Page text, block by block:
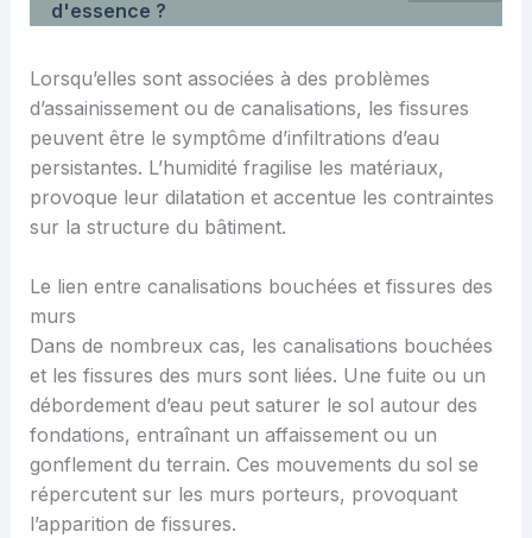
d'essence ?
Lorsqu’elles sont associées à des problèmes
d’assainissement ou de canalisations, les fissures
peuvent être le symptôme d’infiltrations d’eau
persistantes. L’humidité fragilise les matériaux,
provoque leur dilatation et accentue les contraintes
sur la structure du bâtiment.
Le lien entre canalisations bouchées et fissures des
murs
Dans de nombreux cas, les canalisations bouchées
et les fissures des murs sont liées. Une fuite ou un
débordement d’eau peut saturer le sol autour des
fondations, entraînant un affaissement ou un
gonflement du terrain. Ces mouvements du sol se
répercutent sur les murs porteurs, provoquant
l’apparition de fissures.